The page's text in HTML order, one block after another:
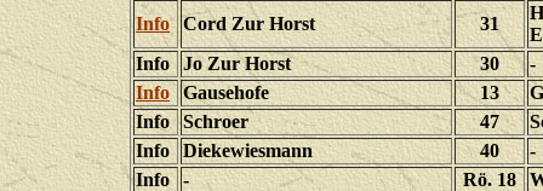
Info
Cord Zur Horst 31
Info
Jo Zur Horst 30
-
Info
Gausehofe 13
Info
Schroer 47
Info
Diekewiesmann 40
-
Info
- Rö. 18